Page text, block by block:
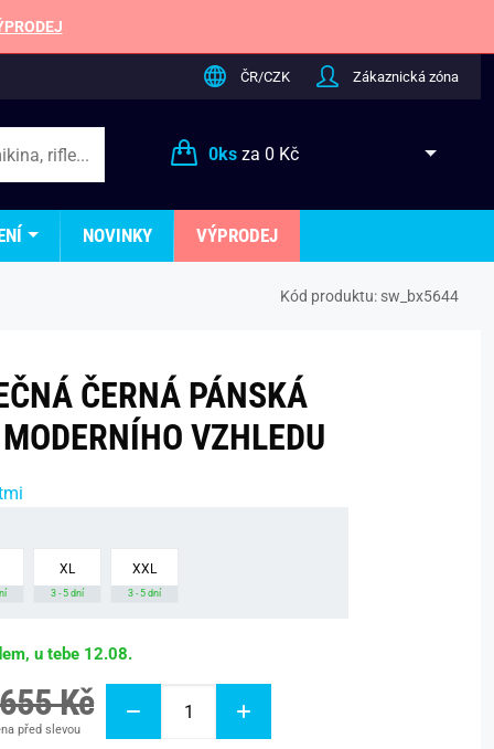
ČR/CZK Zákaznická zóna
0ksza 0 Kč
NOVINKY VÝPRODEJ
Kód produktu: sw_bx5644
ČERNÁ PÁNSKÁ
VZHLEDU
XL
3 - 5 dní
XXL
3 - 5 dní
u tebe 12.08.
Kč
před slevou